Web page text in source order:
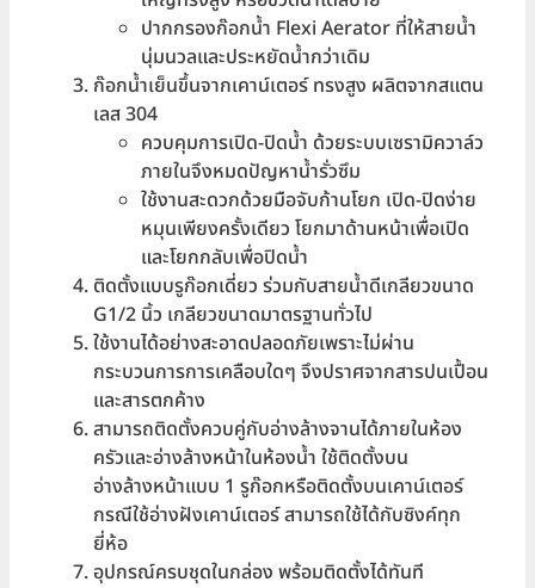
ปากกรองก๊อกน้ำ Flexi Aerator ที่ให้สายน้ำ
นุ่มนวลและประหยัดน้ำกว่าเดิม
ก๊อกน้ำเย็นขึ้นจากเคาน์เตอร์ ทรงสูง ผลิตจากสแตน
เลส 304
ควบคุมการเปิด-ปิดน้ำ ด้วยระบบเซรามิควาล์ว
ภายในจึงหมดปัญหาน้ำรั่วซึม
ใช้งานสะดวกด้วยมือจับก้านโยก เปิด-ปิดง่าย
หมุนเพียงครั้งเดียว โยกมาด้านหน้าเพื่อเปิด
และโยกกลับเพื่อปิดน้ำ
ติดตั้งแบบรูก๊อกเดี่ยว ร่วมกับสายน้ำดีเกลียวขนาด
G1/2 นิ้ว เกลียวขนาดมาตรฐานทั่วไป
ใช้งานได้อย่างสะอาดปลอดภัยเพราะไม่ผ่าน
กระบวนการการเคลือบใดๆ จึงปราศจากสารปนเปื้อน
และสารตกค้าง
สามารถติดตั้งควบคู่กับอ่างล้างจานได้ภายในห้อง
ครัวและอ่างล้างหน้าในห้องน้ำ ใช้ติดตั้งบน
อ่างล้างหน้าแบบ 1 รูก๊อกหรือติดตั้งบนเคาน์เตอร์
กรณีใช้อ่างฝังเคาน์เตอร์ สามารถใช้ได้กับซิงค์ทุก
ยี่ห้อ
อุปกรณ์ครบชุดในกล่อง พร้อมติดตั้งได้ทันที